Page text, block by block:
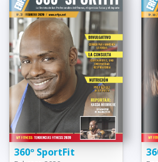
360º SportFit